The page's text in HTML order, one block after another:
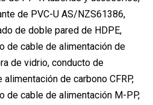
de PVC-U AS/NZS61386,
de doble pared de HDPE,
de cable de alimentación de
de vidrio, conducto de
de carbono CFRP,
de cable de alimentación M-PP,